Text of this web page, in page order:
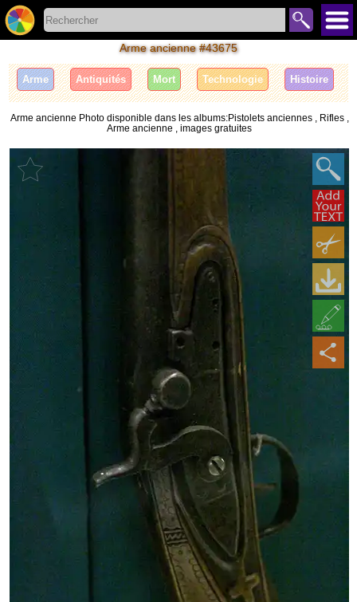
Arme ancienne #43675
Arme Antiquités Mort Technologie Histoire
Arme ancienne Photo disponible dans les albums:Pistolets anciennes , Rifles ,
Arme ancienne , images gratuites